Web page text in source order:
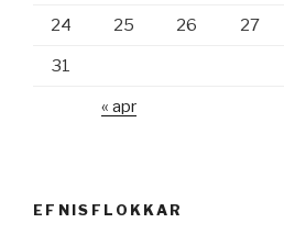
24 25 26 27
31
« apr
EFNISFLOKKAR